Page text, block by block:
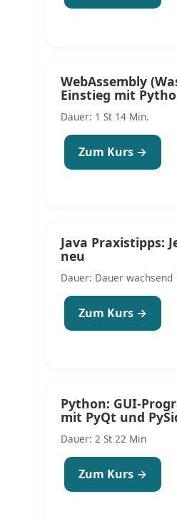
WebAssembly
Einstieg mit
Dauer: 1 St 14 Min.
Zum Kurs →
Java Praxistipps:
neu
Dauer: Dauer wachsend
Zum Kurs →
Python: GUI-
mit PyQt und
Dauer: 2 St 22 Min
Zum Kurs →